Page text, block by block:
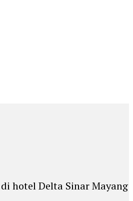
hotel Delta Sinar Mayang